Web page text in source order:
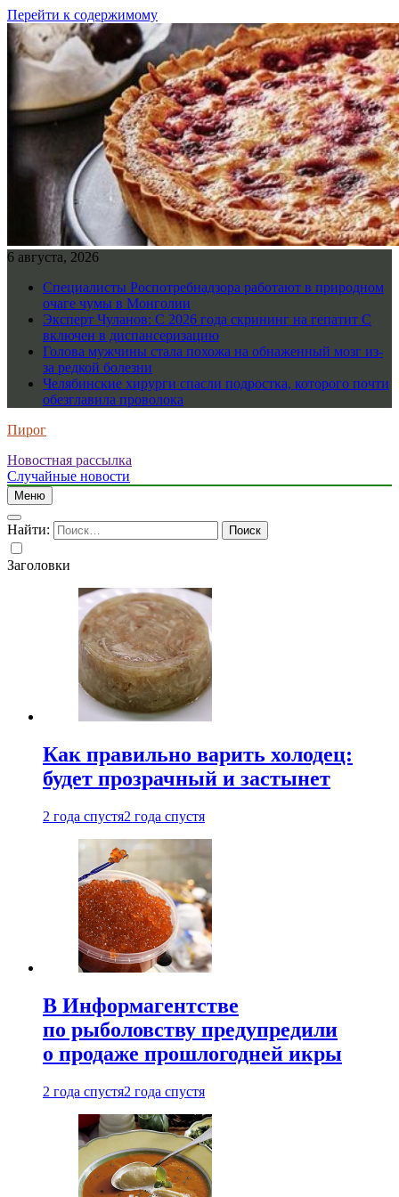
Перейти к содержимому
6 августа, 2026
Специалисты Роспотребнадзора работают в природном
очаге чумы в Монголии
Эксперт Чуланов: С 2026 года скрининг на гепатит С
включен в диспансеризацию
Голова мужчины стала похожа на обнаженный мозг из-
за редкой болезни
Челябинские хирурги спасли подростка, которого почти
обезглавила проволока
Пирог
Новостная рассылка
Случайные новости
Меню
Найти:
Заголовки
Как правильно варить холодец:
будет прозрачный и застынет
2 года спустя2 года спустя
В Информагентстве
по рыболовству предупредили
о продаже прошлогодней икры
2 года спустя2 года спустя